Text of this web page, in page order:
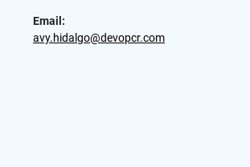
Email:
avy.hidalgo@devopcr.com